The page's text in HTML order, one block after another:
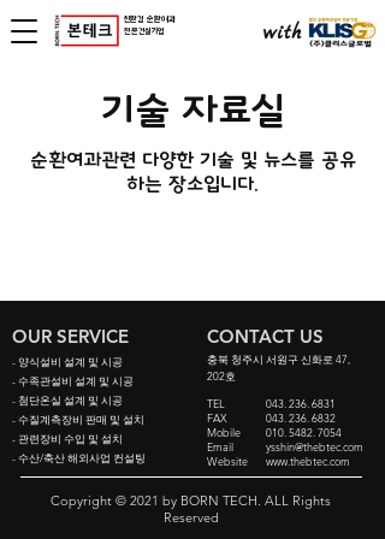
친환경 순환여과
전문건설기업
with
​기술 자료실
순환여과관련 다양한 기술 및 뉴스를 공유
하는 장소입니다.
OUR SERVICE
- 양식설비 설계 및 시공
- 수족관설비 설계 및 시공
- 첨단온실 설계 및 시공
- 수질계측장비 판매 및 설치
- 관련장비 수입 및 설치
- 수산/축산 해외사업 컨설팅
CONTACT US
​충북 청주시 서원구 신화로 47,
202호
TEL
FAX
Mobile
Email
Website
043. 236. 6831
043. 236. 6832
010. 5482. 7054
ysshin@thebtec.com
www.thebtec.com
Copyright © 2021 by BORN TECH. ALL Rights
Reserved